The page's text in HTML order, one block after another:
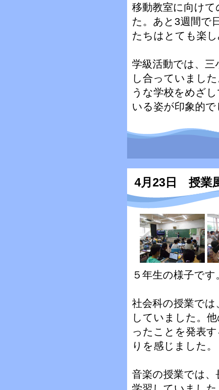
移動教室に向け
た。あと3週間で
たちはとても楽
学級活動では、
し合っていまし
うな学校をめざ
いる姿が印象的で
4月23日 授業
５年生の様子です
社会科の授業で
していました。
ったことを発表
りを感じました。
音楽の授業では